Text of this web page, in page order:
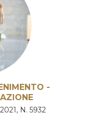
-
N. 5932